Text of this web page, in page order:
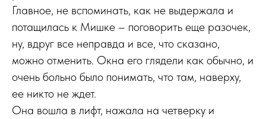
Главное, не вспоминать, как не выдержала и
потащилась к Мишке – поговорить еще разочек,
ну, вдруг все неправда и все, что сказано,
можно отменить. Окна его глядели как обычно, и
очень больно было понимать, что там, наверху,
ее никто не ждет.
Она вошла в лифт, нажала на четверку и